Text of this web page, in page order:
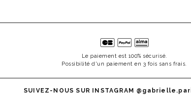
Le paiement est 100% sécurisé.
Possibilité d'un paiement en 3 fois sans frais.
SUIVEZ-NOUS SUR INSTAGRAM